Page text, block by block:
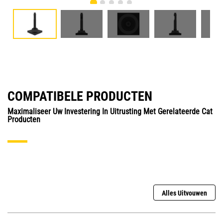
COMPATIBELE PRODUCTEN
Maximaliseer Uw Investering In Uitrusting Met Gerelateerde Cat
Producten
Alles Uitvouwen